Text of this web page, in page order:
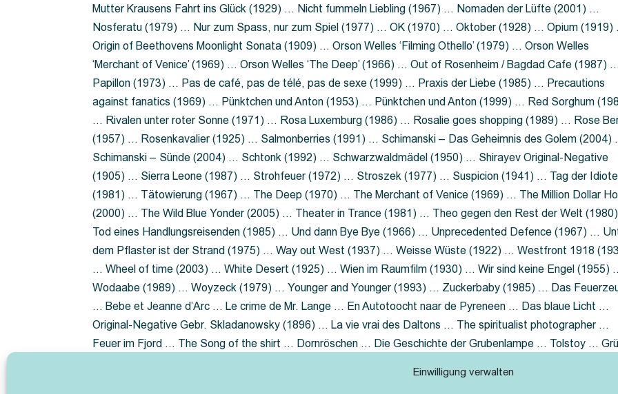
Einwilligung verwalten
Mutter Krausens Fahrt ins Glück (1929) … Nicht fummeln Liebling (1967) … Nomaden der Lüfte (2001) …
Nosferatu (1979) … Nur zum Spass, nur zum Spiel (1977) … OK (1970) … Oktober (1928) … Opium (1919)
Origin of Beethovens Moonlight Sonata (1909) … Orson Welles ‘Filming Othello’ (1979) … Orson Welles
‘Merchant of Venice’ (1969) … Orson Welles ‘The Deep’ (1966) … Out of Rosenheim / Bagdad Cafe (1987) …
Papillon (1973) … Pas de café, pas de télé, pas de sexe (1999) … Praxis der Liebe (1985) … Precautions
against fanatics (1969) … Pünktchen und Anton (1953) … Pünktchen und Anton (1999) … Red Sorghum
… Rivalen unter roter Sonne (1971) … Rosa Luxemburg (1986) … Rosalie goes shopping (1989) … Rose
(1957) … Rosenkavalier (1925) … Salmonberries (1991) … Schimanski – Das Geheimnis des Golem (2004)
Schimanski – Sünde (2004) … Schtonk (1992) … Schwarzwaldmädel (1950) … Shirayev Original-Negative
(1905) … Sierra Leone (1987) … Strohfeuer (1972) … Stroszek (1977) … Suspicion (1941) … Tag der
(1981) … Tätowierung (1967) … The Deep (1970) … The Merchant of Venice (1969) … The Million Dollar
(2000) … The Wild Blue Yonder (2005) … Theater in Trance (1981) … Theo gegen den Rest der Welt
Tod eines Handlungsreisenden (1985) … Und dann Bye Bye (1966) … Unprecedented Defence (1967) …
dem Pflaster ist der Strand (1975) … Way out West (1937) … Weisse Wüste (1922) … Westfront 1918
… Wheel of time (2003) … White Desert (1925) … Wien im Raumfilm (1930) … Wir sind keine Engel (1955)
Wodaabe (1989) … Woyzeck (1979) … Younger and Younger (1993) … Zuckerbaby (1985) … Das
… Bebe et Jeanne d’Arc … Le crime de Mr. Lange … En Autotoocht naar de Pyreneen … Das blaue Licht …
Original-Negative Gebr. Skladanowsky (1896) … La vie vrai des Daltons … The spiritualist photographer …
Feuer im Fjord … The Song of the shirt … Dornröschen … Die Geschichte der Grubenlampe … Tolstoy …